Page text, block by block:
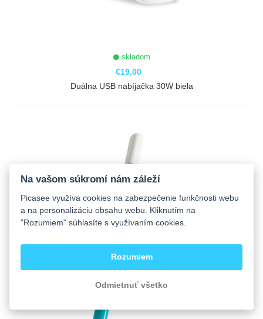
skladom
€19,00
Duálna USB nabíjačka 30W biela
Na vašom súkromí nám záleží
Picasee využíva cookies na zabezpečenie funkčnosti webu
a na personalizáciu obsahu webu. Kliknutím na
"Rozumiem" súhlasíte s využívaním cookies.
Rozumiem
Odmietnuť všetko